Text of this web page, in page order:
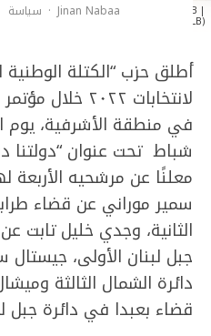
launched over the weekend. (Photo: FB |
@NationalBloc.LB)
Jinan Nabaa
· سياسة
أطلق حزب “الكتلة الوطنية
شباط تحت عنوان “دولتنا
معلنًا عن مرشحيه الأربعة
سمير موراني عن قضاء
الثانية، وجدي خليل
جبل لبنان الأولى،
دائرة الشمال الثالثة
قضاء بعبدا في دائرة جبل